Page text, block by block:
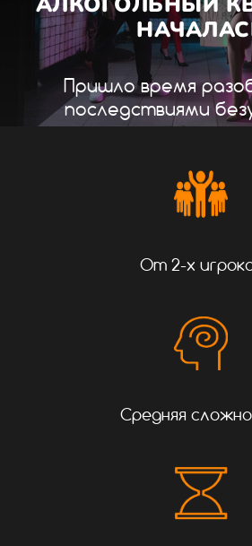
Пришло время
последствиями
От 2-х
Средняя